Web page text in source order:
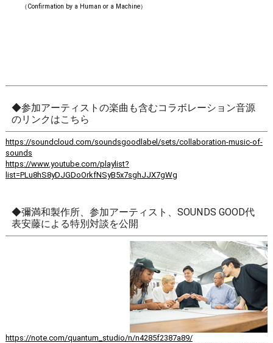
（Confirmation by a Human or a Machine）
◆参加アーティストの楽曲も含むコラボレーション音源
のリンクはこちら
https://soundcloud.com/soundsgoodlabel/sets/collaboration-music-of-
sounds
https://www.youtube.com/playlist?
list=PLu8hS8yDJGDoOrkfNSyB5x7sghJJX7gWg
◆彌満和製作所、参加アーティスト、SOUNDS GOOD代
表安藤による特別対談を公開
https://note.com/quantum_studio/n/n4285f2387a89/